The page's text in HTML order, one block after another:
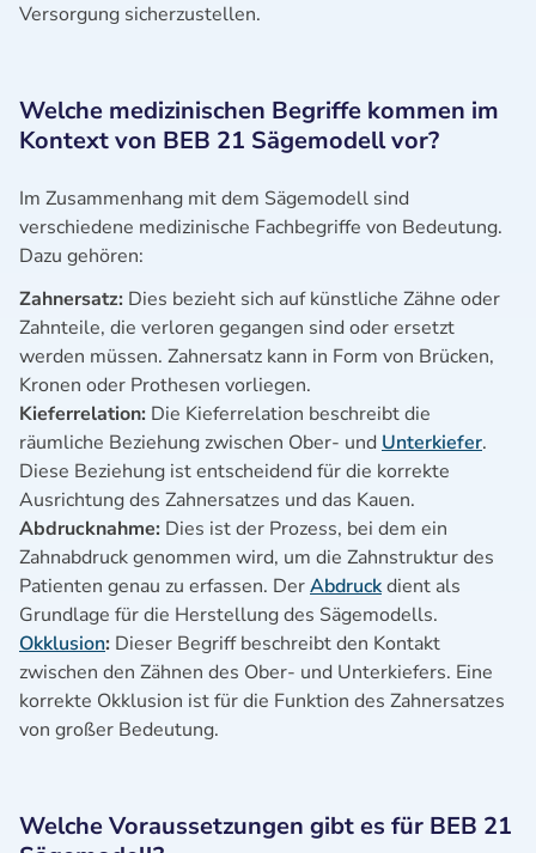
Versorgung sicherzustellen.
Welche medizinischen Begriffe kommen im
Kontext von BEB 21 Sägemodell vor?
Im Zusammenhang mit dem Sägemodell sind
verschiedene medizinische Fachbegriffe von Bedeutung.
Dazu gehören:
Zahnersatz: Dies bezieht sich auf künstliche Zähne oder
Zahnteile, die verloren gegangen sind oder ersetzt
werden müssen. Zahnersatz kann in Form von Brücken,
Kronen oder Prothesen vorliegen.
Kieferrelation: Die Kieferrelation beschreibt die
räumliche Beziehung zwischen Ober- und Unterkiefer.
Diese Beziehung ist entscheidend für die korrekte
Ausrichtung des Zahnersatzes und das Kauen.
Abdrucknahme: Dies ist der Prozess, bei dem ein
Zahnabdruck genommen wird, um die Zahnstruktur des
Patienten genau zu erfassen. DerAbdruckdient als
Grundlage für die Herstellung des Sägemodells.
Okklusion: Dieser Begriff beschreibt den Kontakt
zwischen den Zähnen des Ober- und Unterkiefers. Eine
korrekte Okklusion ist für die Funktion des Zahnersatzes
von großer Bedeutung.
Welche Voraussetzungen gibt es für BEB 21